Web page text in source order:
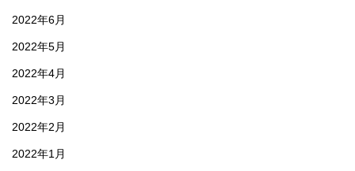
2022年6月
2022年5月
2022年4月
2022年3月
2022年2月
2022年1月